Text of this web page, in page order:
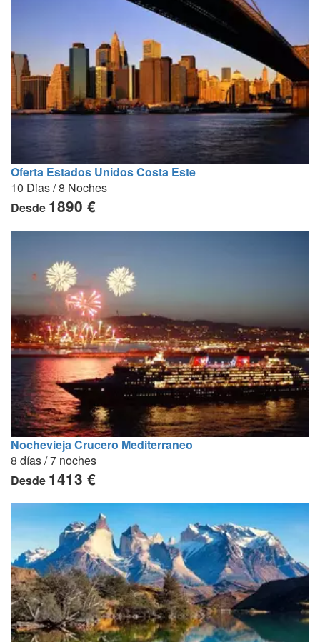
Oferta Estados Unidos Costa Este
10 Dias / 8 Noches
Desde 1890 €
Nochevieja Crucero Mediterraneo
8 días / 7 noches
Desde 1413 €